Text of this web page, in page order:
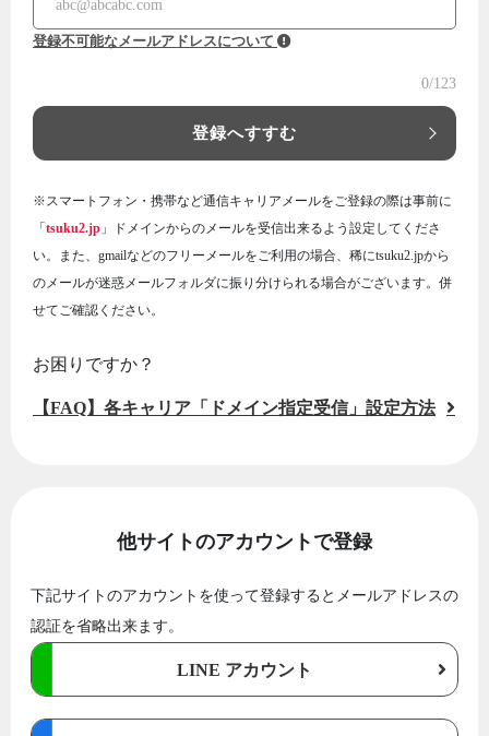
登録不可能なメールアドレスについて
0/123
登録へすすむ
※スマートフォン・携帯など通信キャリアメールをご登録の際は事前に
「 tsuku2.jp 」ドメインからのメールを受信出来るよう設定してくださ
い。また、gmailなどのフリーメールをご利用の場合、稀にtsuku2.jpから
のメールが迷惑メールフォルダに振り分けられる場合がございます。併
せてご確認ください。
お困りですか？
【FAQ】各キャリア「ドメイン指定受信」設定方法
他サイトのアカウントで登録
下記サイトのアカウントを使って登録するとメールアドレスの
認証を省略出来ます。
LINE アカウント